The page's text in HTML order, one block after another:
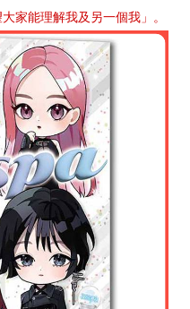
家能理解我及另一個我」。